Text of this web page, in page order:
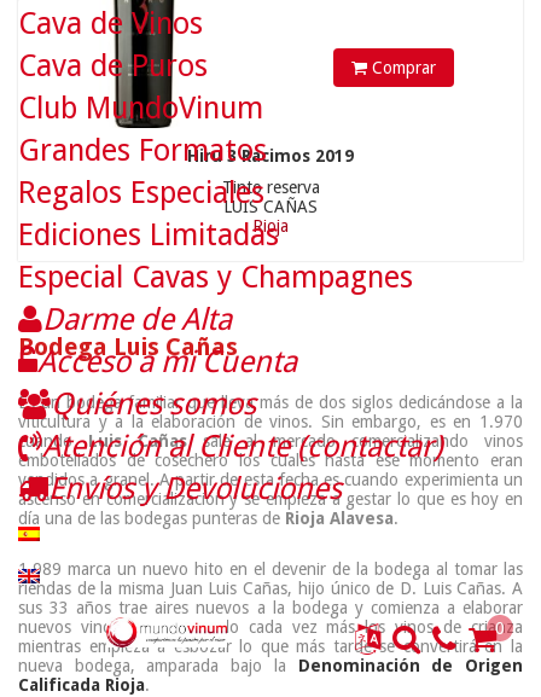
Comprar
Hiru 3 Racimos 2019
Tinto reserva
LUIS CAÑAS
Rioja
Bodega Luis Cañas
Es un bodega familiar que lleva más de dos siglos dedicándose a la
viticultura y a la elaboración de vinos. Sin embargo, es en 1.970
cuandoLuis Cañassale al mercado comercializando vinos
embotellados de cosechero los cuales hasta ese momento eran
vendidos a granel. A partir de esta fecha es cuando experimienta un
ascenso en comercialización y se empieza a gestar lo que es hoy en
día una de las bodegas punteras de Rioja Alavesa.
1.989 marca un nuevo hito en el devenir de la bodega al tomar las
riendas de la misma Juan Luis Cañas, hijo único de D. Luis Cañas. A
sus 33 años trae aires nuevos a la bodega y comienza a elaborar
nuevos vinos y potenciando cada vez más los vinos de crianza
mientras empieza a esbozar lo que más tarde se convertirá en la
nueva bodega, amparada bajo la Denominación de Origen
Calificada Rioja.
Cava de Vinos
Cava de Puros
Club MundoVinum
Grandes Formatos
Regalos Especiales
Ediciones Limitadas
Especial Cavas y Champagnes
Darme de Alta
Acceso a mi Cuenta
Quiénes somos
Atención al Cliente (contactar)
Envíos y Devoluciones
0